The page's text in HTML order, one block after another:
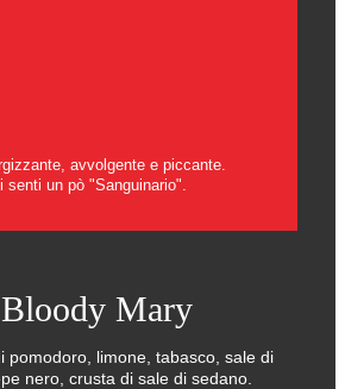
avvolgente e piccante.
senti un pò "Sanguinario".
Bloody Mary
pomodoro, limone, tabasco, sale di
nero, crusta di sale di sedano.